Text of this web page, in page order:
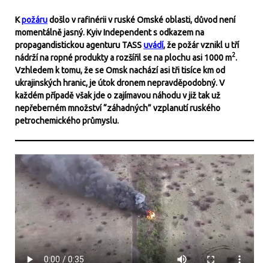
Kpožárudošlo v rafinérii v ruské Omské oblasti, důvod není
momentálně jasný. Kyiv Independent s odkazem na
propagandistickou agenturu TASSuvádí, že požár vznikl u tří
nádrží na ropné produkty a rozšířil se na plochu asi 1000 m2.
Vzhledem k tomu, že se Omsk nachází asi tři tisíce km od
ukrajinských hranic, je útok dronem nepravděpodobný. V
každém případě však jde o zajímavou náhodu v již tak už
nepřeberném množství “záhadných” vzplanutí ruského
petrochemického průmyslu.